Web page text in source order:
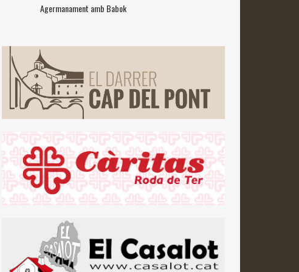
Agermanament amb Babok